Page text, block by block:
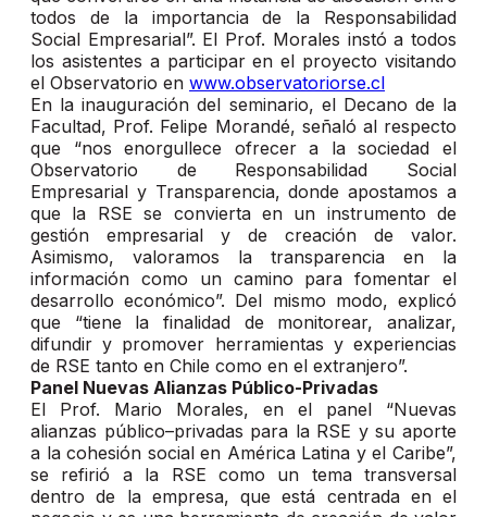
todos de la importancia de la Responsabilidad
Social Empresarial”. El Prof. Morales instó a todos
los asistentes a participar en el proyecto visitando
el Observatorio en www.observatoriorse.cl
En la inauguración del seminario, el Decano de la
Facultad, Prof. Felipe Morandé, señaló al respecto
que “nos enorgullece ofrecer a la sociedad el
Observatorio de Responsabilidad Social
Empresarial y Transparencia, donde apostamos a
que la RSE se convierta en un instrumento de
gestión empresarial y de creación de valor.
Asimismo, valoramos la transparencia en la
información como un camino para fomentar el
desarrollo económico”. Del mismo modo, explicó
que “tiene la finalidad de monitorear, analizar,
difundir y promover herramientas y experiencias
de RSE tanto en Chile como en el extranjero”.
Panel Nuevas Alianzas Público-Privadas
El Prof. Mario Morales, en el panel “Nuevas
alianzas público–privadas para la RSE y su aporte
a la cohesión social en América Latina y el Caribe”,
se refirió a la RSE como un tema transversal
dentro de la empresa, que está centrada en el